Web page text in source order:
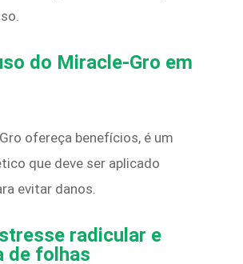
do Miracle‑Gro em
ofereça benefícios, é um
que deve ser aplicado
evitar danos.
radicular e
de folhas